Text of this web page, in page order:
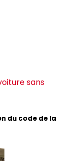
sans
du code de la